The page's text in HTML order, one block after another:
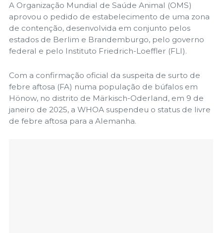
A Organização Mundial de Saúde Animal (OMS)
aprovou o pedido de estabelecimento de uma zona
de contenção, desenvolvida em conjunto pelos
estados de Berlim e Brandemburgo, pelo governo
federal e pelo Instituto Friedrich-Loeffler (FLI).
Com a confirmação oficial da suspeita de surto de
febre aftosa (FA) numa população de búfalos em
Hönow, no distrito de Märkisch-Oderland, em 9 de
janeiro de 2025, a WHOA suspendeu o status de livre
de febre aftosa para a Alemanha.